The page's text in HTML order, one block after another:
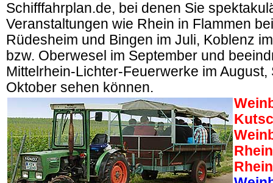
Schifffahrplan.de, bei denen Sie
Veranstaltungen wie Rhein in Flammen
Rüdesheim und Bingen im Juli, Koblenz
bzw. Oberwesel im September und
Mittelrhein-Lichter-Feuerwerke im August,
Oktober sehen können.